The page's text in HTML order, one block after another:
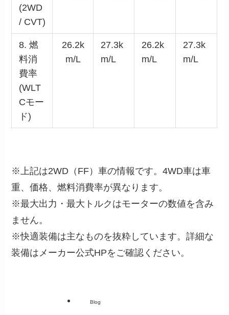
(2WD
/ CVT)
8. 燃
料消
費率
(WLT
Cモー
ド)
26.2k
m/L
27.3k
m/L
26.2k
m/L
27.3k
m/L
※上記は2WD（FF）車の情報です。4WD車は車
重、価格、燃料消費率が異なります。
※最大出力・最大トルクはモーターの数値を含み
ません。
※快適装備は主なものを抜粋しています。詳細な
装備はメーカー公式HPをご確認ください。
Blog